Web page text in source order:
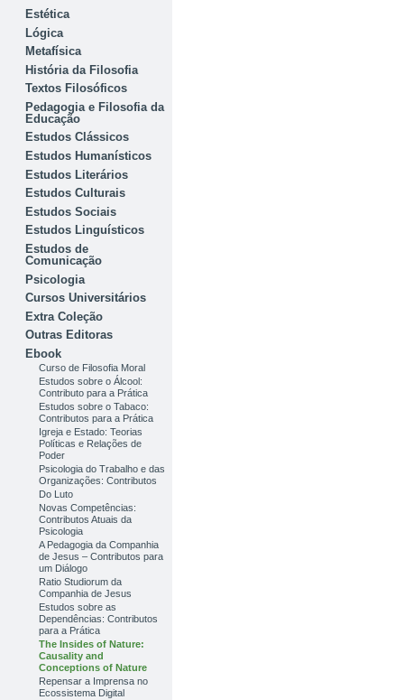
Estética
Lógica
Metafísica
História da Filosofia
Textos Filosóficos
Pedagogia e Filosofia da
Educação
Estudos Clássicos
Estudos Humanísticos
Estudos Literários
Estudos Culturais
Estudos Sociais
Estudos Linguísticos
Estudos de
Comunicação
Psicologia
Cursos Universitários
Extra Coleção
Outras Editoras
Ebook
Curso de Filosofia Moral
Estudos sobre o Álcool:
Contributo para a Prática
Estudos sobre o Tabaco:
Contributos para a Prática
Igreja e Estado: Teorias
Políticas e Relações de
Poder
Psicologia do Trabalho e das
Organizações: Contributos
Do Luto
Novas Competências:
Contributos Atuais da
Psicologia
A Pedagogia da Companhia
de Jesus – Contributos para
um Diálogo
Ratio Studiorum da
Companhia de Jesus
Estudos sobre as
Dependências: Contributos
para a Prática
The Insides of Nature:
Causality and
Conceptions of Nature
Repensar a Imprensa no
Ecossistema Digital